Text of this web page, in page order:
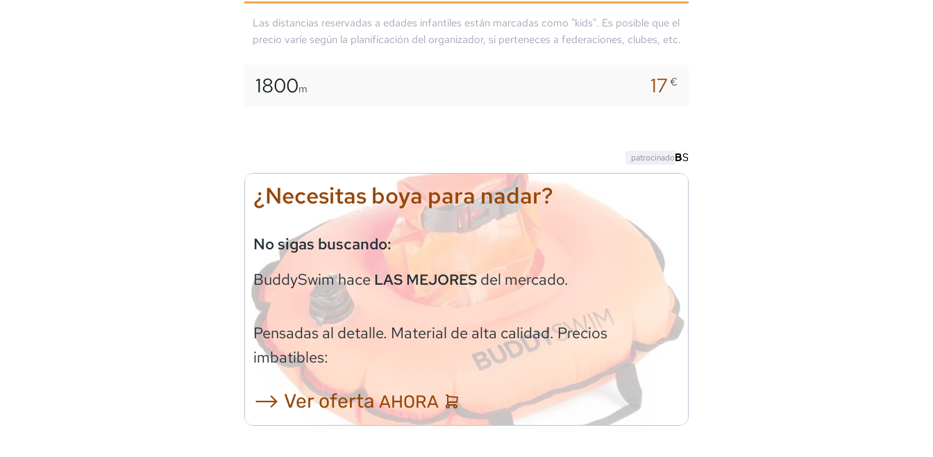
Las distancias reservadas a edades infantiles están marcadas como "kids". Es posible que el
precio varíe según la planificación del organizador, si perteneces a federaciones, clubes, etc.
1800m 17€
¿Necesitas boya para nadar?
No sigas buscando:
BuddySwimhaceLAS MEJORESdel mercado.
Pensadas al detalle. Material de alta calidad. Precios
imbatibles:
⟶ Ver ofertaAHORA
patrocinado